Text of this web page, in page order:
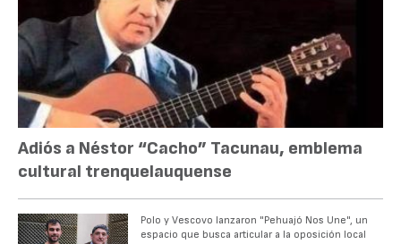
Adiós a Néstor “Cacho” Tacunau, emblema
cultural trenquelauquense
Polo y Vescovo lanzaron "Pehuajó Nos Une", un
espacio que busca articular a la oposición local